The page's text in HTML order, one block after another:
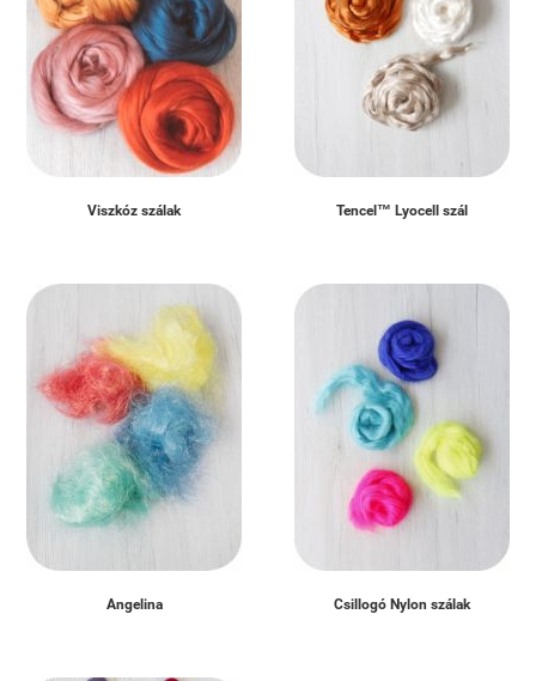
Viszkóz szálak Tencel™ Lyocell szál
Angelina Csillogó Nylon szálak